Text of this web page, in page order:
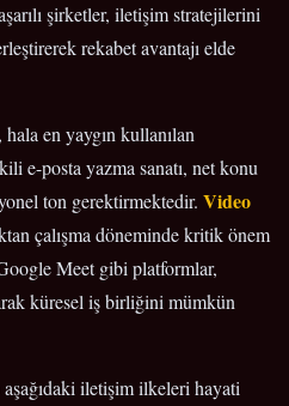
şirketler, iletişim stratejilerini
rekabet avantajı elde
hala en yaygın kullanılan
e-posta yazma sanatı, net konu
ton gerektirmektedir. Video
çalışma döneminde kritik önem
Meet gibi platformlar,
küresel iş birliğini mümkün
aşağıdaki iletişim ilkeleri hayati